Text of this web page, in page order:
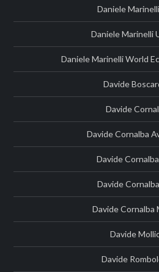
Daniele
Daniele Marinelli
Daniele Marinelli World
Davide
Davide
Davide Cornalba
Davide
Davide
Davide Cornalba
Davide
Davide